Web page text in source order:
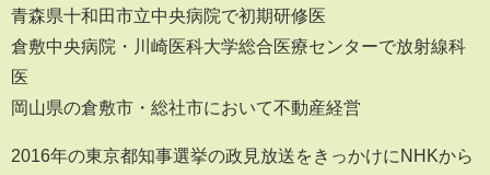
青森県十和田市立中央病院で初期研修医
倉敷中央病院・川崎医科大学総合医療センターで放射線科
医
岡山県の倉敷市・総社市において不動産経営
2016年の東京都知事選挙の政見放送をきっかけにNHKから